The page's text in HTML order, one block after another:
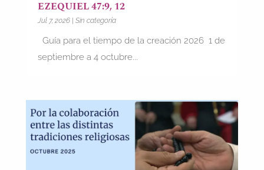
EZEQUIEL 47:9, 12
Jul 7, 2026| Sin categoría
Guía para el tiempo de la creación 2026 1 de
septiembre a 4 octubre...